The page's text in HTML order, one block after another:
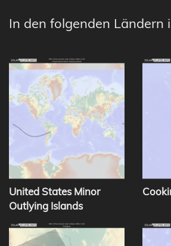
In den folgenden
United States Minor
Outlying Islands